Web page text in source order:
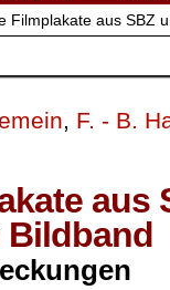
Filmplakate aus SBZ
, F. - B.
aus
Bildband